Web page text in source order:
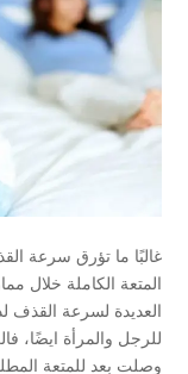
غالبًا ما تؤرق سرعة
المتعة الكاملة خلال
العديدة لسرعة القذف
للرجل والمرأة ايضًا،
وصلت بعد للمتعة